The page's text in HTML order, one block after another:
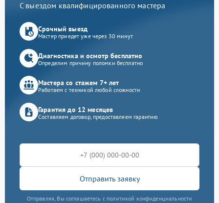
С выездом квалифицированного мастера
Срочный выезд
Мастер приедет уже через 30 минут
Диагностика и осмотр бесплатно
Определим причину поломки бесплатно
Мастера со стажем 7+ лет
Работаем с техникой любой сложности
Гарантия до 12 месяцев
Составляем договор, предоставляем гарантию
Отправить заявку
Отправляя, Вы соглашаетесь с политикой конфиденциальности